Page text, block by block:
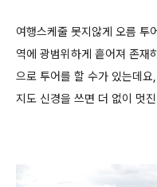
여행스케줄 못지않게 오름 투
역에 광범위하게 흩어져 존재
으로 투어를 할 수가 있는데
지도 신경을 쓰면 더 없이 멋